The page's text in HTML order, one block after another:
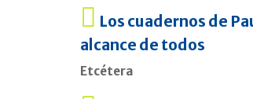
Los cuadernos de
alcance de todos
Etcétera